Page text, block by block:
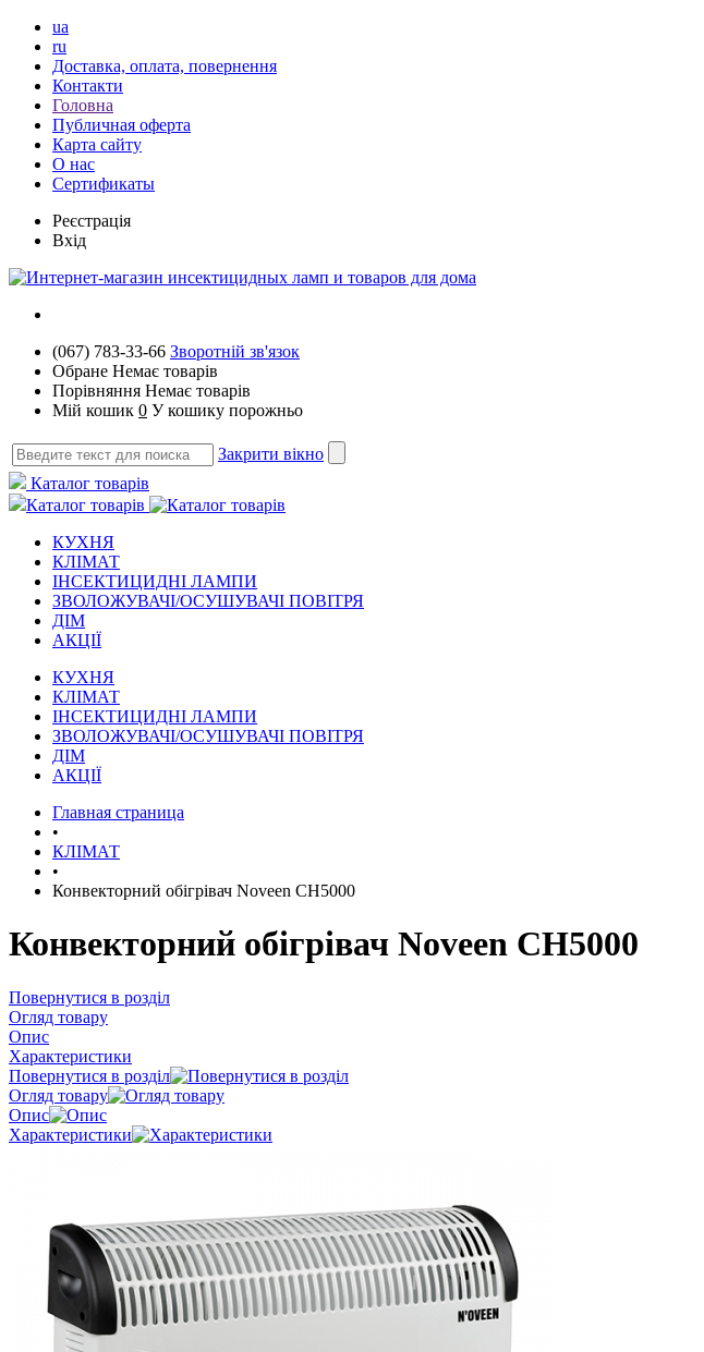
ua
ru
Доставка, оплата, повернення
Контакти
Головна
Публичная оферта
Карта сайту
О нас
Сертификаты
Реєстрація
Вхід
(067) 783-33-66 Зворотній зв'язок
Обране Немає товарів
Порівняння Немає товарів
Мій кошик 0 У кошику порожньо
Закрити вікно
Каталог товарів
Каталог товарів
КУХНЯ
КЛІМАТ
ІНСЕКТИЦИДНІ ЛАМПИ
ЗВОЛОЖУВАЧІ/ОСУШУВАЧІ ПОВІТРЯ
ДІМ
АКЦІЇ
КУХНЯ
КЛІМАТ
ІНСЕКТИЦИДНІ ЛАМПИ
ЗВОЛОЖУВАЧІ/ОСУШУВАЧІ ПОВІТРЯ
ДІМ
АКЦІЇ
Главная страница
•
КЛІМАТ
•
Конвекторний обігрівач Noveen CH5000
Конвекторний обігрівач Noveen CH5000
Повернутися в розділ
Огляд товару
Опис
Характеристики
Повернутися в розділ
Огляд товару
Опис
Характеристики